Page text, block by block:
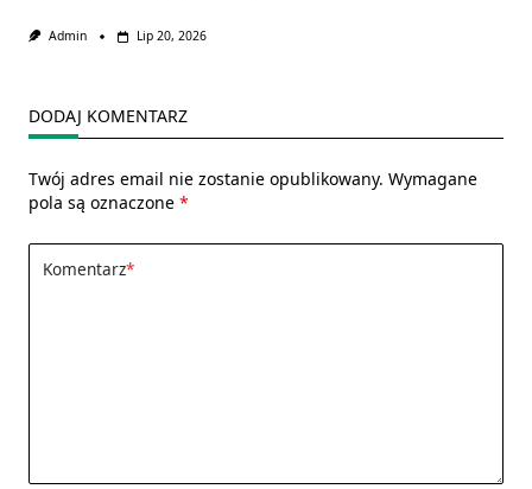
Admin Lip 20, 2026
DODAJ KOMENTARZ
Twój adres email nie zostanie opublikowany. Wymagane
pola są oznaczone *
Komentarz*